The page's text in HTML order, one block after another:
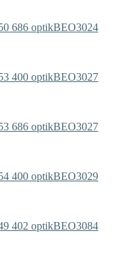
BEO3024
BEO3027
BEO3027
BEO3029
BEO3084